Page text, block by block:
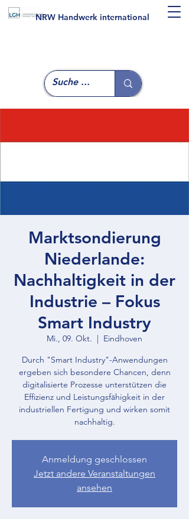
NRW Handwerk international
Marktsondierung
Niederlande:
Nachhaltigkeit in der
Industrie – Fokus
Smart Industry
Mi., 09. Okt.
  |
Eindhoven
Durch "Smart Industry"-Anwendungen
ergeben sich besondere Chancen, denn
digitalisierte Prozesse unterstützen die
Effizienz und Leistungsfähigkeit in der
industriellen Fertigung und wirken somit
nachhaltig.
Anmeldung geschlossen
Jetzt andere Veranstaltungen
ansehen